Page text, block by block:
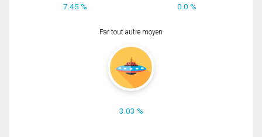
7.45 % 0.0 %
Par tout autre moyen
3.03 %